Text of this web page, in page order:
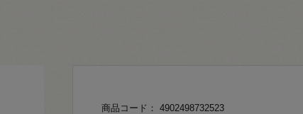
商品コード： 4902498732523